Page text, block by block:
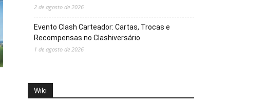
2 de agosto de 2026
Evento Clash Carteador: Cartas, Trocas e
Recompensas no Clashiversário
1 de agosto de 2026
Wiki